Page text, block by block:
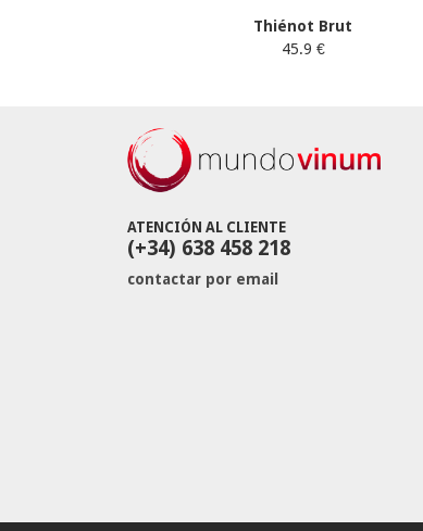
Thiénot Brut
45.9 €
ATENCIÓN AL CLIENTE
(+34) 638 458 218
contactar por email